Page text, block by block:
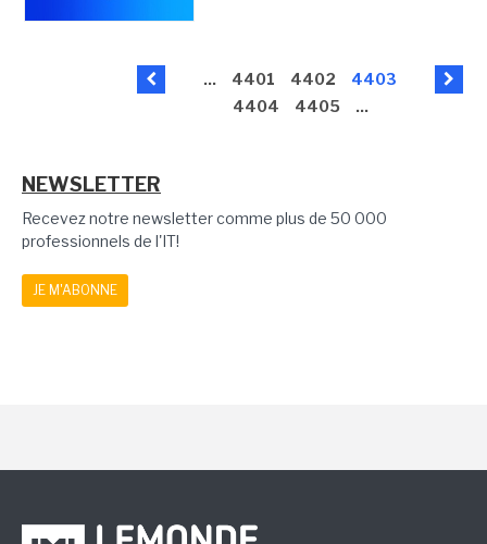
... 4401 4402
4403
4404
4405 ...
NEWSLETTER
Recevez notre newsletter comme plus de 50 000
professionnels de l'IT!
JE M'ABONNE